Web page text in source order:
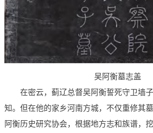
吴阿衡墓志盖
在密云，蓟辽总督吴阿衡誓死守卫墙
知。但在他的家乡河南方城，不仅重修其
阿衡历史研究协会，根据地方志和族谱，